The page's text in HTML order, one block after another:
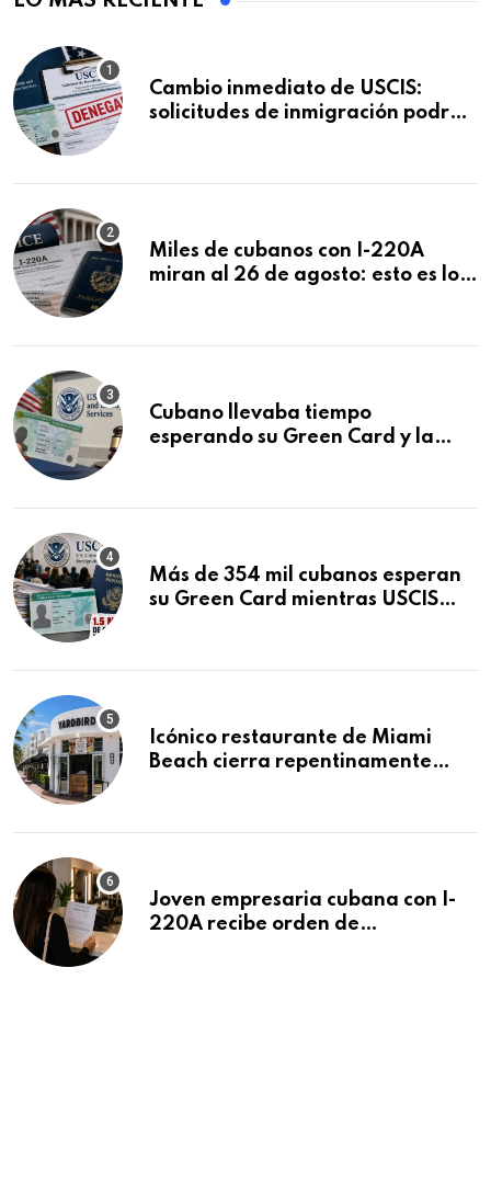
Cambio inmediato de USCIS:
solicitudes de inmigración podrán
Miles de cubanos con I-220A
miran al 26 de agosto: esto es lo
Cubano llevaba tiempo
esperando su Green Card y la
Más de 354 mil cubanos esperan
su Green Card mientras USCIS
Icónico restaurante de Miami
Beach cierra repentinamente
Joven empresaria cubana con I-
220A recibe orden de